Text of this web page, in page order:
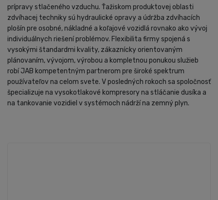
prípravy stlačeného vzduchu. Ťažiskom produktovej oblasti
zdvíhacej techniky sú hydraulické opravy a údržba zdvíhacích
plošín pre osobné, nákladné a koľajové vozidlá rovnako ako vývoj
individuálnych riešení problémov. Flexibilita firmy spojená s
vysokými štandardmi kvality, zákaznícky orientovaným
plánovaním, vývojom, výrobou a kompletnou ponukou služieb
robí JAB kompetentným partnerom pre široké spektrum
používateľov na celom svete. V posledných rokoch sa spoločnosť
špecializuje na vysokotlakové kompresory na stláčanie dusíka a
na tankovanie vozidiel v systémoch nádrží na zemný plyn.